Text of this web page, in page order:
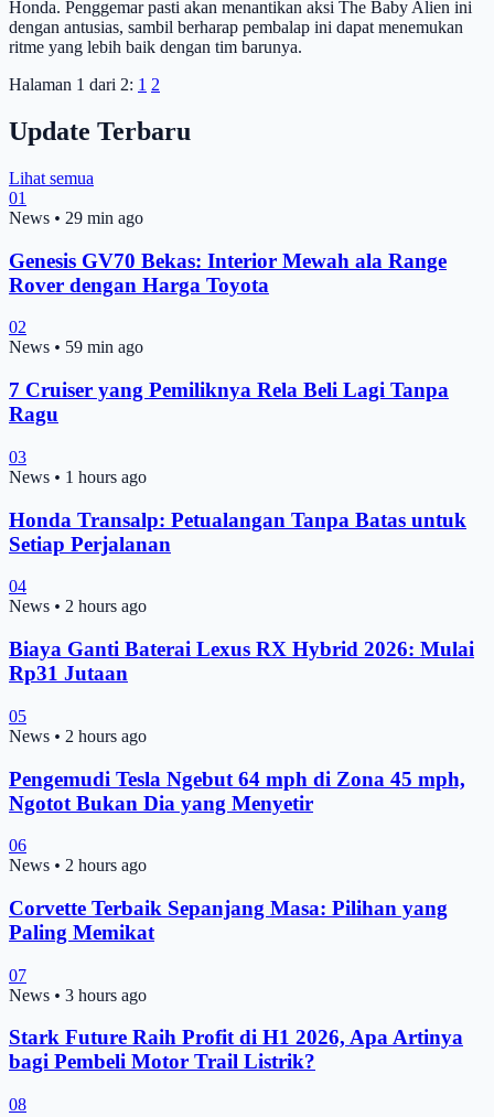
Honda. Penggemar pasti akan menantikan aksi The Baby Alien ini
dengan antusias, sambil berharap pembalap ini dapat menemukan
ritme yang lebih baik dengan tim barunya.
Halaman 1 dari 2: 1 2
Update Terbaru
Lihat semua
01
News • 29 min ago
Genesis GV70 Bekas: Interior Mewah ala Range
Rover dengan Harga Toyota
02
News • 59 min ago
7 Cruiser yang Pemiliknya Rela Beli Lagi Tanpa
Ragu
03
News • 1 hours ago
Honda Transalp: Petualangan Tanpa Batas untuk
Setiap Perjalanan
04
News • 2 hours ago
Biaya Ganti Baterai Lexus RX Hybrid 2026: Mulai
Rp31 Jutaan
05
News • 2 hours ago
Pengemudi Tesla Ngebut 64 mph di Zona 45 mph,
Ngotot Bukan Dia yang Menyetir
06
News • 2 hours ago
Corvette Terbaik Sepanjang Masa: Pilihan yang
Paling Memikat
07
News • 3 hours ago
Stark Future Raih Profit di H1 2026, Apa Artinya
bagi Pembeli Motor Trail Listrik?
08